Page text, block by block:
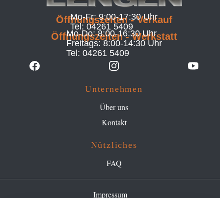
Öffnungszeiten - Verkauf
Mo-Fr: 9:00-17:30 Uhr
Tel: 04261 5409
Öffnungszeiten - Werkstatt
Mo-Do: 8:00-16:30 Uhr
Freitags: 8:00-14:30 Uhr
Tel: 04261 5409
Facebook Instagram
Unternehmen
Über uns
Kontakt
Nützliches
FAQ
Impressum